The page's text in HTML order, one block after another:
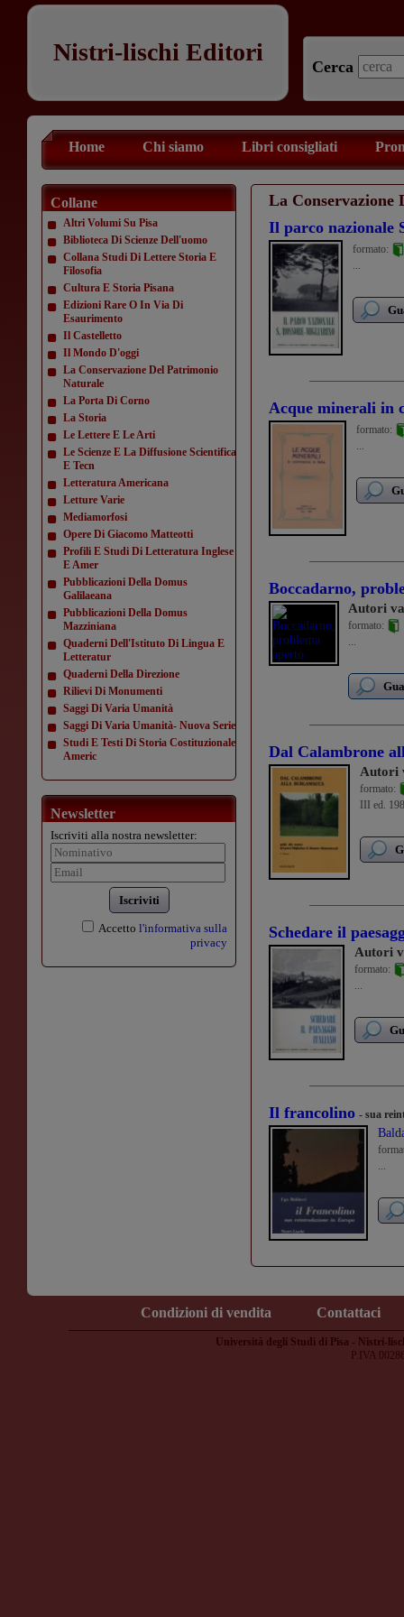
Nistri-lischi Editori
Cerca
Home Chi siamo Libri consigliati
Collane
Altri Volumi Su Pisa
Biblioteca Di Scienze Dell'uomo
Collana Studi Di Lettere Storia E
Filosofia
Cultura E Storia Pisana
Edizioni Rare O In Via Di
Esaurimento
Il Castelletto
Il Mondo D'oggi
La Conservazione Del Patrimonio
Naturale
La Porta Di Corno
La Storia
Le Lettere E Le Arti
Le Scienze E La Diffusione Scientifica
E Tecn
Letteratura Americana
Letture Varie
Mediamorfosi
Opere Di Giacomo Matteotti
Profili E Studi Di Letteratura Inglese
E Amer
Pubblicazioni Della Domus
Galilaeana
Pubblicazioni Della Domus
Mazziniana
Quaderni Dell'Istituto Di Lingua E
Letteratur
Quaderni Della Direzione
Rilievi Di Monumenti
Saggi Di Varia Umanità
Saggi Di Varia Umanità- Nuova Serie
Studi E Testi Di Storia Costituzionale
Americ
Newsletter
Iscriviti alla nostra newsletter:
Iscriviti
Accetto l'informativa sulla
privacy
La Conservazione
Il parco nazionale
formato:
...
Acque minerali in
formato:
...
Boccadarno,
Autori
formato:
...
Dal Calambrone
Autori
formato:
III ed.
Schedare il
Autori
formato:
...
Il francolino - sua
...
Condizioni di vendita Contattaci
Università degli Studi di Pisa - Nistri-
P.IVA